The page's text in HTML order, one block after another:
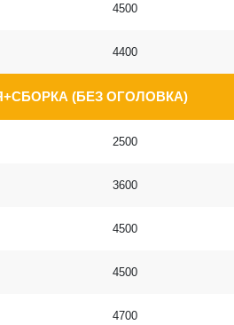
4500
4400
(БЕЗ ОГОЛОВКА)
2500
3600
4500
4500
4700